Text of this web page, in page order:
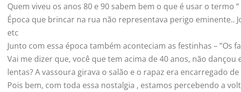
Quem viveu os anos 80 e 90 sabem bem o que é usar o termo
Época que brincar na rua não representava perigo eminente..
etc
Junto com essa época também aconteciam as festinhas – ”Os
Vai me dizer que, você que tem acima de 40 anos, não
lentas? A vassoura girava o salão e o rapaz era encarregado
Pois bem, com toda essa nostalgia , estamos percebendo a